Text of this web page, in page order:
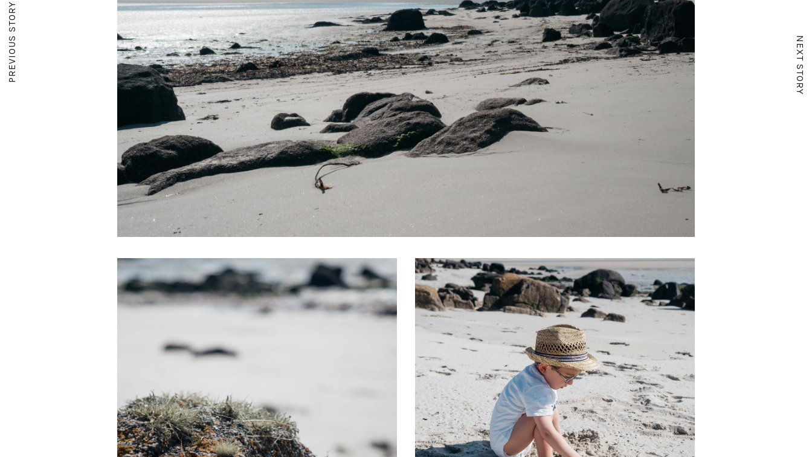
PREVIOUS STORY NEXT STORY